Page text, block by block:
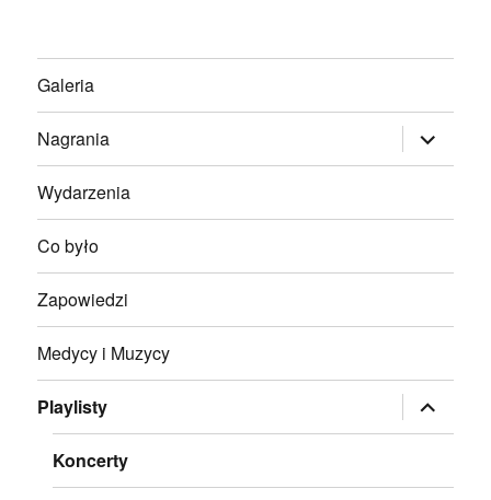
Galeria
Nagrania rozwiń
menu
potomne
Wydarzenia
Co było
Zapowiedzi
Medycy i Muzycy
Playlisty rozwiń
menu
potomne
Koncerty